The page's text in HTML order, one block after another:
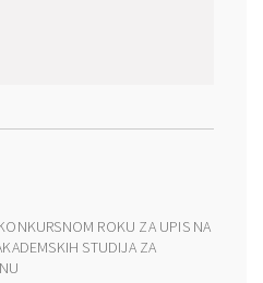
ROKU ZA UPIS NA
STUDIJA ZA